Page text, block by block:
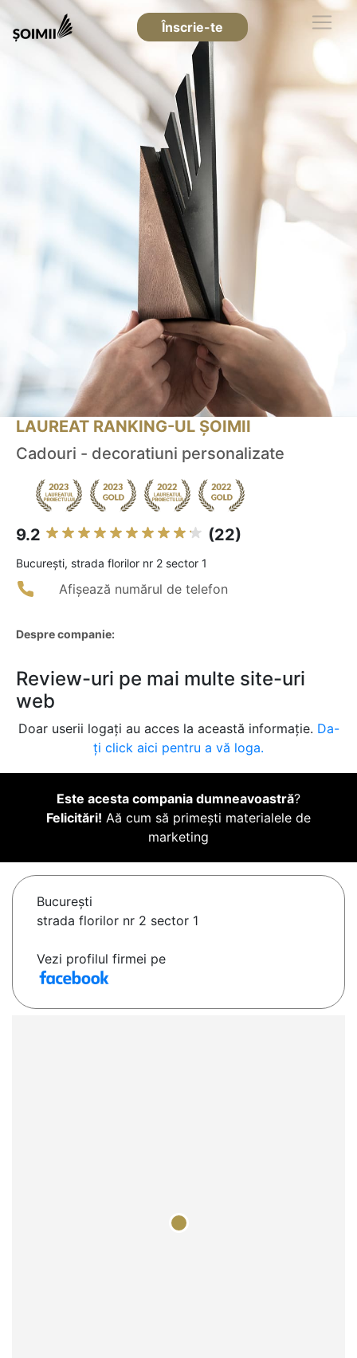
Înscrie-te
LAUREAT RANKING-UL ȘOIMII
Cadouri - decoratiuni personalizate
9.2 (22)
Bucureşti, strada florilor nr 2 sector 1
Afișează numărul de telefon
Despre companie:
Review-uri pe mai multe site-uri
web
Doar userii logați au acces la această informație. Da-
ți click aici pentru a vă loga.
Este acesta compania dumneavoastră?
Felicitări! Aă cum să primești materialele de
marketing
Bucureşti
strada florilor nr 2 sector 1
Vezi profilul firmei pe